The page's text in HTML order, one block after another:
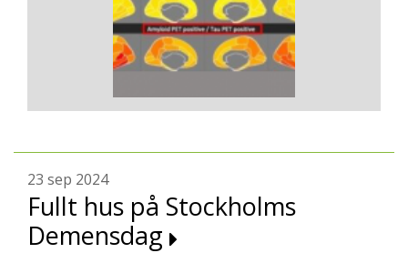
23 sep 2024
Fullt hus på Stockholms
Demensdag